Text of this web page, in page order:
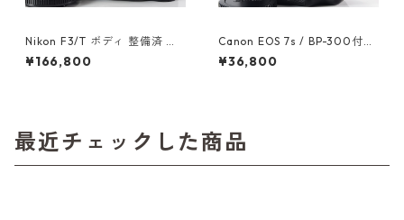
Nikon F3/T ボディ 整備済 ニ
コン (61056)
¥166,800
Canon EOS 7s / BP-300付
キヤノン (61243)
¥36,800
最近チェックした商品